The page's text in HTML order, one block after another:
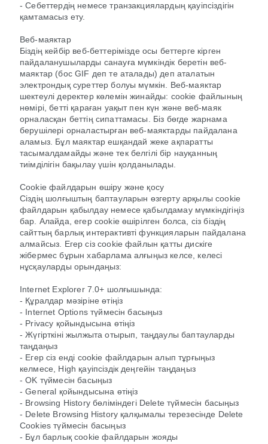
- Себеттердің немесе транзакциялардың қауіпсіздігін
қамтамасыз ету.
Веб-маяктар
Біздің кейбір веб-беттерімізде осы беттерге кірген
пайдаланушыларды санауға мүмкіндік беретін веб-
маяктар (бос GIF деп те аталады) деп аталатын
электрондық суреттер болуы мүмкін. Веб-маяктар
шектеулі деректер көлемін жинайды: cookie файлының
нөмірі, бетті қараған уақыт пен күн және веб-маяк
орналасқан беттің сипаттамасы. Біз бөгде жарнама
берушілері орналастырған веб-маяктарды пайдалана
аламыз. Бұл маяктар ешқандай жеке ақпаратты
тасымалдамайды және тек белгілі бір науқанның
тиімділігін бақылау үшін қолданылады.
Cookie файлдарын өшіру және қосу
Сіздің шолғыштың баптауларын өзгерту арқылы cookie
файлдарын қабылдау немесе қабылдамау мүмкіндігіңіз
бар. Алайда, егер cookie өшірілген болса, сіз біздің
сайттың барлық интерактивті функцияларын пайдалана
алмайсыз. Егер сіз cookie файлын қатты дискіге
жібермес бұрын хабарлама алғыңыз келсе, келесі
нұсқауларды орындаңыз:
Internet Explorer 7.0+ шолғышында:
- Құралдар мәзіріне өтіңіз
- Internet Options түймесін басыңыз
- Privacy қойындысына өтіңіз
- Жүгірткіні жылжыта отырып, таңдаулы баптауларды
таңдаңыз
- Егер сіз енді cookie файлдарын алып тұрғыңыз
келмесе, High қауіпсіздік деңгейін таңдаңыз
- OK түймесін басыңыз
- General қойындысына өтіңіз
- Browsing History бөліміндегі Delete түймесін басыңыз
- Delete Browsing History қалқымалы терезесінде Delete
Cookies түймесін басыңыз
- Бұл барлық cookie файлдарын жояды